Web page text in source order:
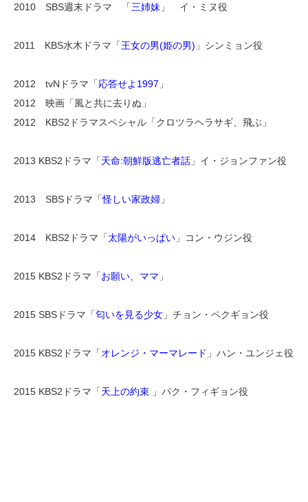
2010 SBS週末ドラマ 「三姉妹 」 イ・ミヌ役
2011 KBS水木ドラマ「王女の男(姫の男) 」シンミョン役
2012 tvNドラマ「応答せよ1997 」
2012 映画「風と共に去りぬ」
2012 KBS2ドラマスペシャル「クロツラヘラサギ、飛ぶ」
2013 KBS2ドラマ「天命:朝鮮版逃亡者話 」イ・ジョンファン役
2013 SBSドラマ「怪しい家政婦 」
2014 KBS2ドラマ「太陽がいっぱい 」コン・ウジン役
2015 KBS2ドラマ「お願い、ママ 」
2015 SBSドラマ「匂いを見る少女 」チョン・ペクギョン役
2015 KBS2ドラマ「オレンジ・マーマレード 」ハン・ユンジェ役
2015 KBS2ドラマ「天上の約束 」パク・フィギョン役